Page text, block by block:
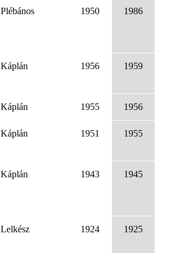
Plébános 1950 1986
Káplán 1956 1959
Káplán 1955 1956
Káplán 1951 1955
Káplán 1943 1945
Lelkész 1924 1925